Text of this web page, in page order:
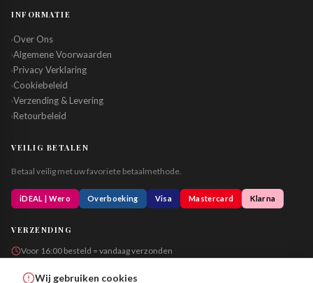
INFORMATIE
›Over Ons
›Algemene Voorwaarden
›Privacy Verklaring
›Cookiebeleid
›Verzending & Levering
›Retourbeleid
VEILIG BETALEN
Betaal veilig met uw favoriete betaalmethode.
iDEAL | Wero Overboeking Visa Mastercard Klarna
VERZENDING
Voor 16:00 besteld = vandaag verzonden
Wij gebruiken cookies